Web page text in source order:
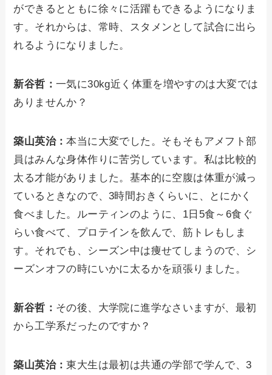
ができるとともに徐々に活躍もできるようになりま
す。それからは、常時、スタメンとして試合に出ら
れるようになりました。
新谷哲：一気に30kg近く体重を増やすのは大変では
ありませんか？
築山英治：本当に大変でした。そもそもアメフト部
員はみんな身体作りに苦労しています。私は比較的
太る才能がありました。基本的に空腹は体重が減っ
ているときなので、3時間おきくらいに、とにかく
食べました。ルーティンのように、1日5食～6食ぐ
らい食べて、プロテインを飲んで、筋トレもしま
す。それでも、シーズン中は痩せてしまうので、シ
ーズンオフの時にいかに太るかを頑張りました。
新谷哲： その後、大学院に進学なさいますが、最初
から工学系だったのですか？
築山英治：東大生は最初は共通の学部で学んで、3